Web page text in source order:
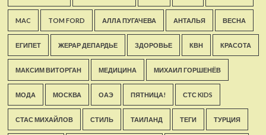
MAC TOM FORD АЛЛА ПУГАЧЕВА АНТАЛЬЯ ВЕСНА
ЕГИПЕТ ЖЕРАР ДЕПАРДЬЕ ЗДОРОВЬЕ КВН КРАСОТА
МАКСИМ ВИТОРГАН МЕДИЦИНА МИХАИЛ ГОРШЕНЁВ
МОДА МОСКВА ОАЭ ПЯТНИЦА! СТС KIDS
СТАС МИХАЙЛОВ СТИЛЬ ТАИЛАНД ТЕГИ ТУРЦИЯ